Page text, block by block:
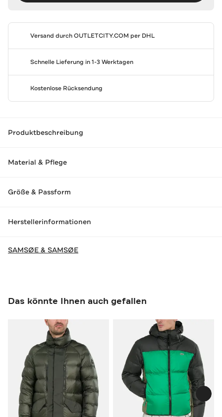
Versand durchOUTLETCITY.COM per DHL
Schnelle Lieferung in 1-3 Werktagen
Kostenlose Rücksendung
Produktbeschreibung
Material & Pflege
Größe & Passform
Herstellerinformationen
SAMSØE & SAMSØE
Das könnte Ihnen auch gefallen